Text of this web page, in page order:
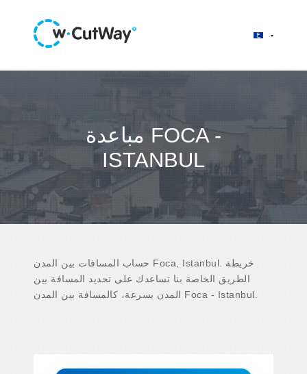
مباعدة FOCA -
ISTANBUL
حساب المسافات بين المدن Foca, Istanbul. خريطة
الطريق الخاصة بنا تساعدك على تحديد المسافة بين
المدن بسرعة، كالمسافة بين المدن Foca - Istanbul.